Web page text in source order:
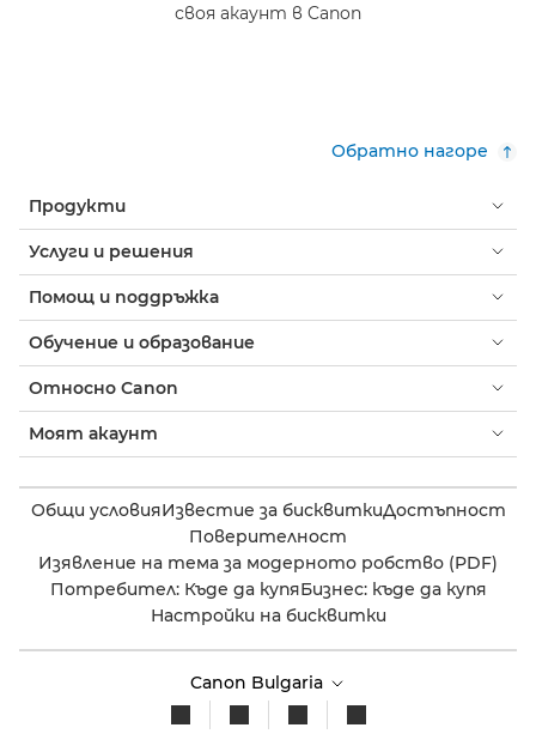
своя акаунт в Canon
Обратно нагоре
Продукти
Услуги и решения
Помощ и поддръжка
Обучение и образование
Относно Canon
Моят акаунт
Общи условияИзвестие за бисквиткиДостъпност
Поверителност
Изявление на тема за модерното робство (PDF)
Потребител: Къде да купяБизнес: къде да купя
Настройки на бисквитки
Canon Bulgaria